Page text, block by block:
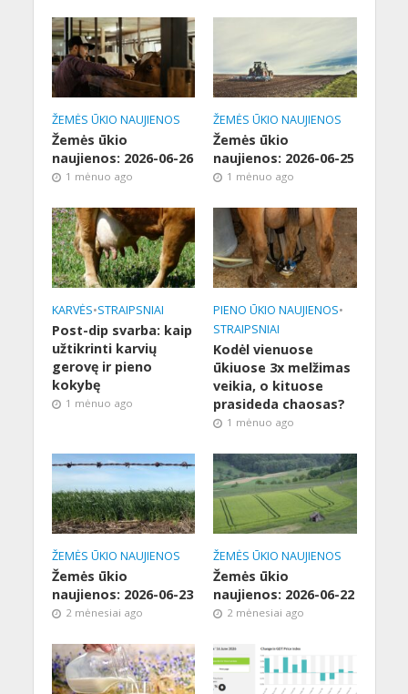
ŽEMĖS ŪKIO NAUJIENOS
Žemės ūkio
naujienos: 2026-06-26
1 mėnuo ago
ŽEMĖS ŪKIO NAUJIENOS
Žemės ūkio
naujienos: 2026-06-25
1 mėnuo ago
KARVĖS•STRAIPSNIAI
Post-dip svarba: kaip
užtikrinti karvių
gerovę ir pieno
kokybę
1 mėnuo ago
PIENO ŪKIO NAUJIENOS•
STRAIPSNIAI
Kodėl vienuose
ūkiuose 3x melžimas
veikia, o kituose
prasideda chaosas?
1 mėnuo ago
ŽEMĖS ŪKIO NAUJIENOS
Žemės ūkio
naujienos: 2026-06-23
2 mėnesiai ago
ŽEMĖS ŪKIO NAUJIENOS
Žemės ūkio
naujienos: 2026-06-22
2 mėnesiai ago